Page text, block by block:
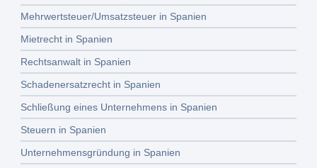
Mehrwertsteuer/Umsatzsteuer in Spanien
Mietrecht in Spanien
Rechtsanwalt in Spanien
Schadenersatzrecht in Spanien
Schließung eines Unternehmens in Spanien
Steuern in Spanien
Unternehmensgründung in Spanien